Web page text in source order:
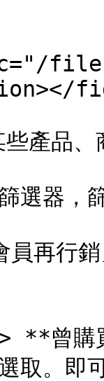
files/
產品、
選器，
員再行
> **曾
取。即